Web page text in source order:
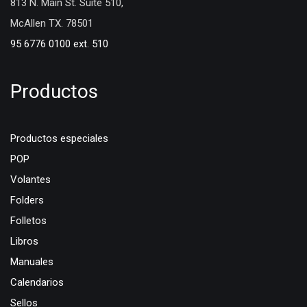
813 N. Main St. Suite 510,
McAllen TX. 78501
95 6776 0100 ext. 510
Productos
Productos especiales
POP
Volantes
Folders
Folletos
Libros
Manuales
Calendarios
Sellos